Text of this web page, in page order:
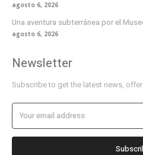
agosto 6, 2026
Una aventura subterránea por el
agosto 6, 2026
Newsletter
Subscribe to get the latest news,